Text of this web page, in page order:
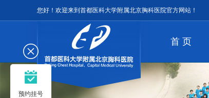
您好！欢迎来到首都医科大学附属北京胸科医院官方网站！
首 页
预约挂号